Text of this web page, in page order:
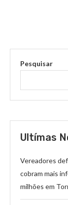
Pesquisar
Ultímas
Vereadores
cobram mais
milhões em